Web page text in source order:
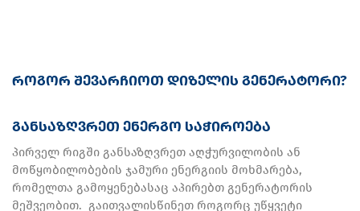
როგორ შევარჩიოთ დიზელის გენერატორი?
განსაზღვრეთ ენერგო საჭიროება
პირველ რიგში განსაზღვრეთ აღჭურვილობის ან
მოწყობილობების ჯამური ენერგიის მოხმარება,
რომელთა გამოყენებასაც აპირებთ გენერატორის
მეშვეობით. გაითვალისწინეთ როგორც უწყვეტი